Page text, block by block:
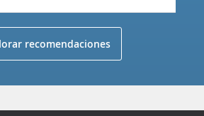
recomendaciones